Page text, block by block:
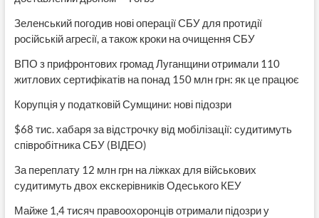
Зеленський погодив нові операції СБУ для протидії
російській агресії, а також кроки на очищення СБУ
ВПО з прифронтових громад Луганщини отримали 110
житлових сертифікатів на понад 150 млн грн: як це працює
Корупція у податковій Сумщини: нові підозри
$68 тис. хабаря за відстрочку від мобілізації: судитимуть
співробітника СБУ (ВІДЕО)
За переплату 12 млн грн на ліжках для військових
судитимуть двох екскерівників Одеського КЕУ
Майже 1,4 тисяч правоохоронців отримали підозри у